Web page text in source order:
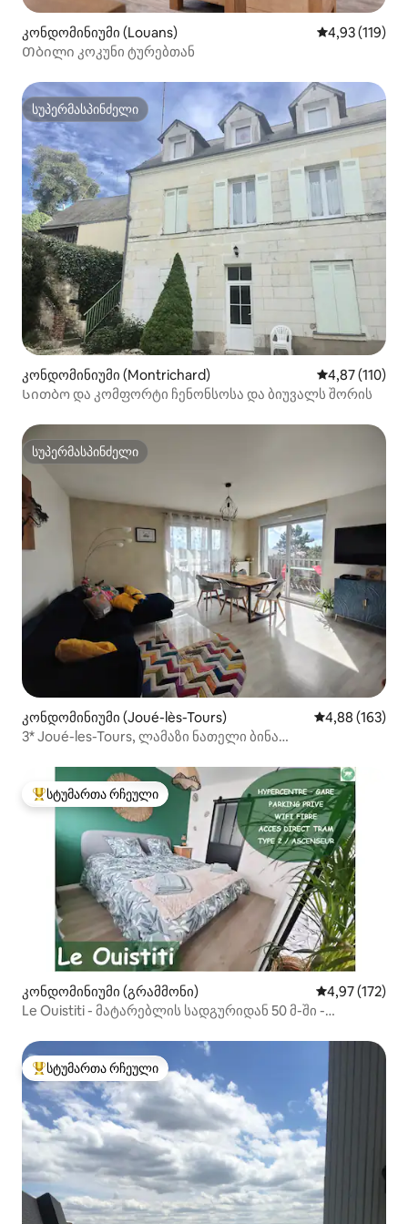
კონდომინიუმი (Louans) საშუალო
4,93 (119)
Თბილი კოკუნი ტურებთან
სუპერმასპინძელი
სუპერმასპინძელი
კონდომინიუმი (Montrichard) საშუალო
4,87 (110)
Სითბო და კომფორტი ჩენონსოსა და ბიუვალს შორის
სუპერმასპინძელი
სუპერმასპინძელი
კონდომინიუმი (Joué-lès-Tours) საშუალო
4,88 (163)
3* Joué-les-Tours, ლამაზი ნათელი ბინა
სტუმართა რჩეული მოწინავე ვარიანტი
სტუმართა რჩეული
კონდომინიუმი (გრამმონი) საშუალო
4,97 (172)
Le Ouistiti - მატარებლის სადგურიდან 50 მ-ში -
სტუმართა რჩეული მოწინავე ვარიანტი
სტუმართა რჩეული